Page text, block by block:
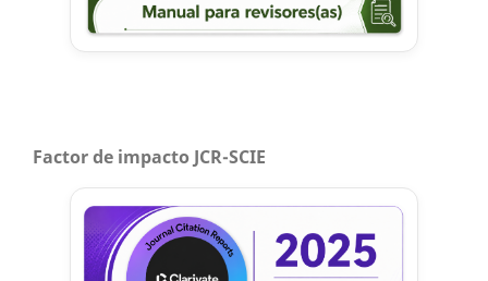
Factor de impacto JCR-SCIE